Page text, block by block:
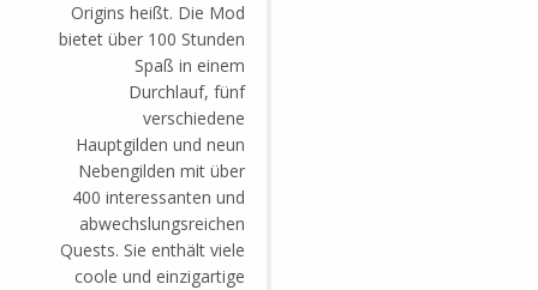
Origins heißt. Die Mod
bietet über 100 Stunden
Spaß in einem
Durchlauf, fünf
verschiedene
Hauptgilden und neun
Nebengilden mit über
400 interessanten und
abwechslungsreichen
Quests. Sie enthält viele
coole und einzigartige